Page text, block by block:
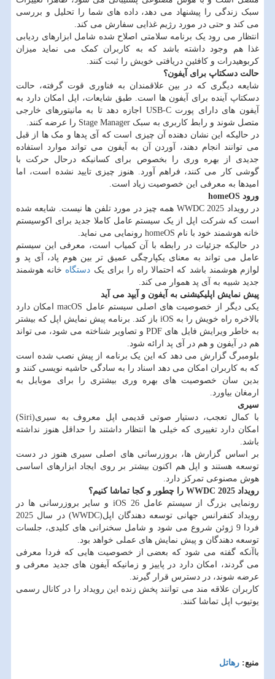
سبک زندگی را پیشنهاد می دهد، داده های شما را تحلیل و بررسی
می کند و حتی در مورد رژیم غذایی سفارش می کند.
انتظار می رود یک برنامه سلامتی اصلاح شده شامل ابزارهای ردیابی
غذا هم وجود داشته باشد که به کاربران کمک می نماید میزان
کربوهیدرات و کافئین دریافتی خویش را ثبت کنند.
حالت دسکتاپ برای آیفون؟
شایعه دیگری که در بین علاقمندان به فناوری قوت گرفته، حالت
دسکتاپ آینده برای آیفون ها است. طبق شایعات، اپل امکان دارد به
آیفون های دارای پورت USB-C اجازه دهد تا به مانیتورهای خارجی
متصل شوند و رابط کاربری به سبک Stage Manager را عرضه کنند.
در حالیکه این نشان دهنده آن چیزی است که آی پدها و مک ها از قبل
می توانند انجام دهند، آوردن آن به آیفون می تواند موارد استفاده
جدیدی از بهره وری را بخصوص برای کسانیکه درحال حرکت با
گوشی کار می کنند، فراهم آورد. هنوز چیزی تایید نشده است، اما
امیدها به معرفی این خصوصیت زیاد است.
ورود homeOS
در رویداد WWDC 2025 همه چیز در مورد تلفن ها نیست. شایعه شده
است که شرکت اپل از یک سیستم عامل کاملا جدید برای اکوسیستم
خانه هوشمند خود با نام homeOS رونمایی می نماید.
در حالیکه جزئیات در رابطه با آن کمیاب است، معرفی این سیستم
عامل می تواند به معنای یکپارچگی عمیق تر بین هوم پاد، آی پد و
لوازم هوشمند باشد که احتمالا راه را برای یک دستگاه خانه هوشمند
جدید شبیه به آی پد هموار می کند.
پیش نمایش اپلیکیشنی به آیفون و آیپد می آید
یکی دیگر از خصوصیت های اصلی سیستم عامل macOS امکان دارد
بالاخره راه خویش را به iOS باز کند. برنامه پیش نمایش اپل که بیشتر
به خاطر ویرایش فایل های PDF و تصاویر شناخته می شود، می تواند
هم در آیفون و هم در آی پد ارائه شود.
بلومبرگ گزارش می دهد که این یک برنامه از پیش نصب شده است
که به کاربران امکان می دهد اسناد را به سادگی حاشیه نویسی کنند و
بدین سان خصوصیت های بهره وری بیشتری را برای موبایل به
ارمغان بیاورد.
سیری
با کمال تعجب، دستیار صوتی قدیمی اپل معروف به سیری(Siri)
امکان دارد تغییری که خیلی ها انتظار داشتند را حداقل هنوز نداشته
باشد.
بر اساس گزارش ها، بروزرسانی های اصلی سیری هنوز در دست
توسعه هستند و اپل هم اکنون بیشتر بر روی ایجاد ابزارهای اساسی
هوش مصنوعی تمرکز دارد.
رویداد WWDC 2025 را چطور و کجا تماشا کنیم؟
رونمایی بزرگ از سیستم عامل iOS 26 و سایر بروزرسانی ها در
رویداد کنفرانس جهانی توسعه دهندگان اپل(WWDC) در سال 2025
فردا 9 ژوئن شروع می شود و شامل سخنرانی های کلیدی، جلسات
توسعه دهندگان و پیش نمایش های عملی خواهد بود.
باآنکه گفته می شود که بعضی از خصوصیت هایی که فردا معرفی
می گردند، امکان دارد در پاییز و زمانیکه آیفون های جدید معرفی و
عرضه شوند، در دسترس قرار گیرند.
کاربران علاقه مند می توانند پخش زنده این رویداد را در کانال رسمی
یوتیوب اپل تماشا کنند.
منبع: رهاتل